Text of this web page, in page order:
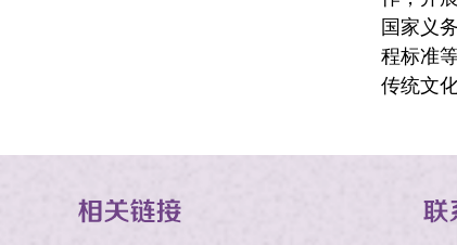
国家义
程标准
传统文